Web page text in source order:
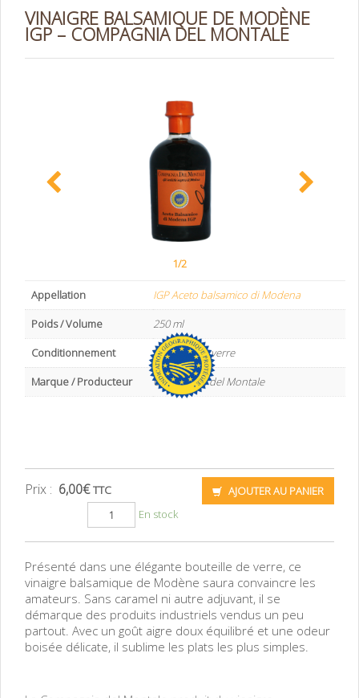
VINAIGRE BALSAMIQUE DE MODÈNE
IGP – COMPAGNIA DEL MONTALE
1/2
Appellation
IGP Aceto balsamico di Modena
Poids / Volume
250 ml
Conditionnement
bouteille en verre
Marque / Producteur
Compagnia del Montale
Prix : 6,00€ TTC
AJOUTER AU PANIER
En stock
Présenté dans une élégante bouteille de verre, ce
vinaigre balsamique de Modène saura convaincre les
amateurs. Sans caramel ni autre adjuvant, il se
démarque des produits industriels vendus un peu
partout. Avec un goût aigre doux équilibré et une odeur
boisée délicate, il sublime les plats les plus simples.